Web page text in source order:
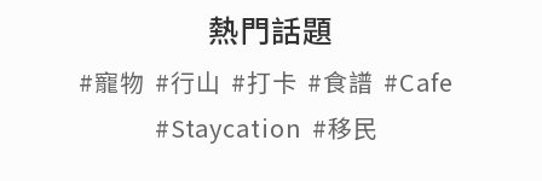
熱門話題
#寵物 #行山 #打卡 #食譜 #Cafe
#Staycation #移民